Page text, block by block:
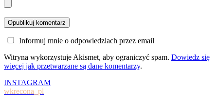
Informuj mnie o odpowiedziach przez email
Witryna wykorzystuje Akismet, aby ograniczyć spam. Dowiedz się
więcej jak przetwarzane są dane komentarzy.
INSTAGRAM
wkrecona_pl